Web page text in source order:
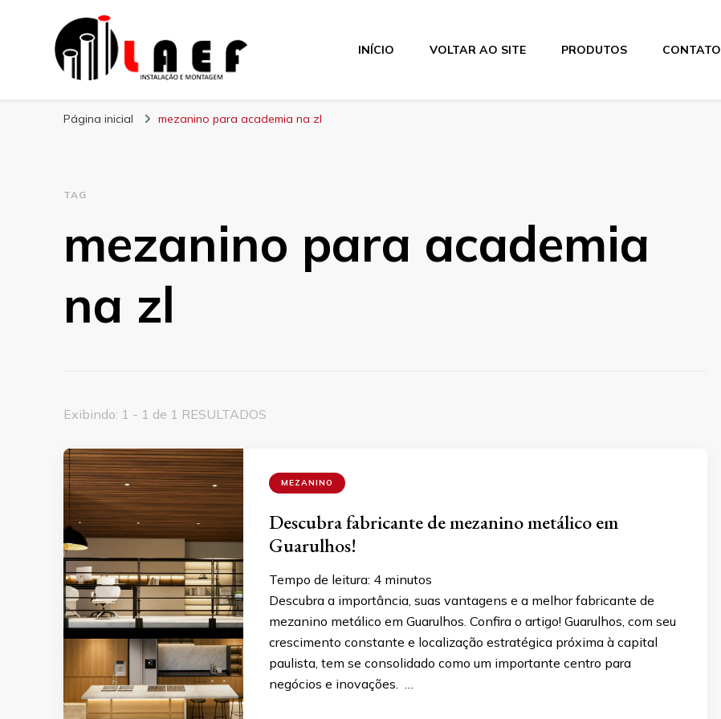
Laef
INÍCIO VOLTAR AO SITE PRODUTOS CONTATO
Página inicial mezanino para academia na zl
TAG
mezanino para academia
na zl
Exibindo: 1 - 1 de 1 RESULTADOS
MEZANINO
Descubra fabricante de mezanino metálico em
Guarulhos!
Tempo de leitura: 4 minutos
Descubra a importância, suas vantagens e a melhor fabricante de
mezanino metálico em Guarulhos. Confira o artigo! Guarulhos, com seu
crescimento constante e localização estratégica próxima à capital
paulista, tem se consolidado como um importante centro para
negócios e inovações. …